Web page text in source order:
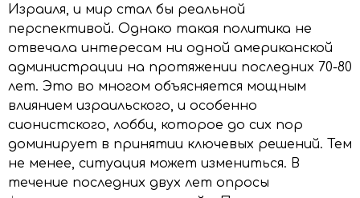
Израиля, и мир стал бы реальной
перспективой. Однако такая политика не
отвечала интересам ни одной американской
администрации на протяжении последних 70-80
лет. Это во многом объясняется мощным
влиянием израильского, и особенно
сионистского, лобби, которое до сих пор
доминирует в принятии ключевых решений. Тем
не менее, ситуация может измениться. В
течение последних двух лет опросы